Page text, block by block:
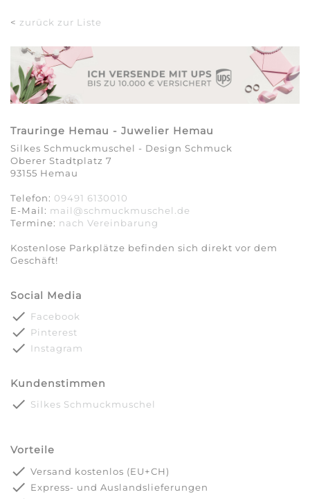
< zurück zur Liste
Trauringe Hemau - Juwelier Hemau
Silkes Schmuckmuschel - Design Schmuck
Oberer Stadtplatz 7
93155 Hemau
Telefon: 09491 6130010
E-Mail: mail@schmuckmuschel.de
Termine: nach Vereinbarung​​​​​​​
Kostenlose Parkplätze befinden sich direkt vor dem
Geschäft!
Social Media
done Facebook
done Pinterest
done Instagram
Kundenstimmen
done Silkes Schmuckmuschel
Vorteile
done Versand kostenlos (EU+CH)
done Express- und Auslandslieferungen